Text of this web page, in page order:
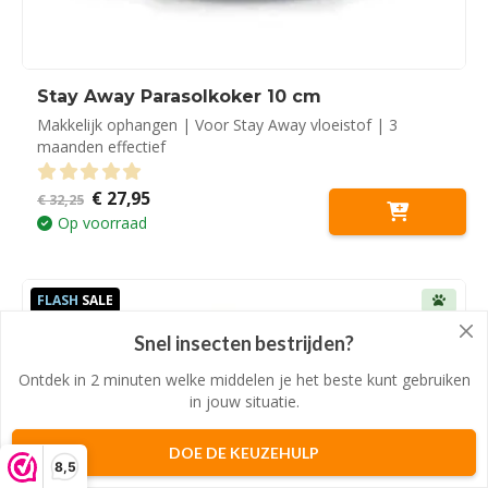
8,5
Stay Away Parasolkoker 10 cm
Makkelijk ophangen | Voor Stay Away vloeistof | 3
maanden effectief
0out of 5
€32,25 Oorspronkelijke
prijs
was:
€27,95Huidige
Op voorraad
FLASH SALE
Snel insecten bestrijden?
Ontdek in 2 minuten welke middelen je het beste kunt gebruiken
in jouw situatie.
DOE DE KEUZEHULP